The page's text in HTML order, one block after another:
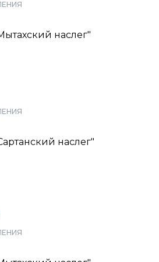
наслег"
наслег"